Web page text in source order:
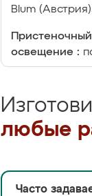
Blum
освещение :
любые
Часто